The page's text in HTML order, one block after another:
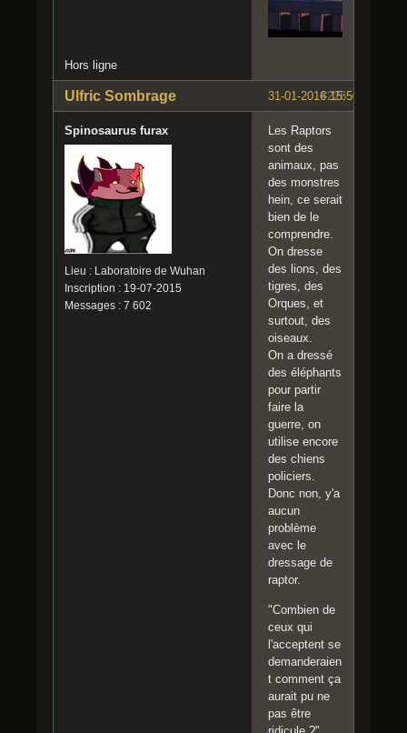
Hors ligne
#226
31-01-2016 15:50:30
Ulfric Sombrage
Spinosaurus furax
Lieu : Laboratoire de Wuhan
Inscription : 19-07-2015
Messages : 7 602
Les Raptors
sont des
animaux, pas
des monstres
hein, ce serait
bien de le
comprendre.
On dresse
des lions, des
tigres, des
Orques, et
surtout, des
oiseaux.
On a dressé
des éléphants
pour partir
faire la
guerre, on
utilise encore
des chiens
policiers.
Donc non, y'a
aucun
problème
avec le
dressage de
raptor.
"Combien de
ceux qui
l'acceptent se
demanderaien
t comment ça
aurait pu ne
pas être